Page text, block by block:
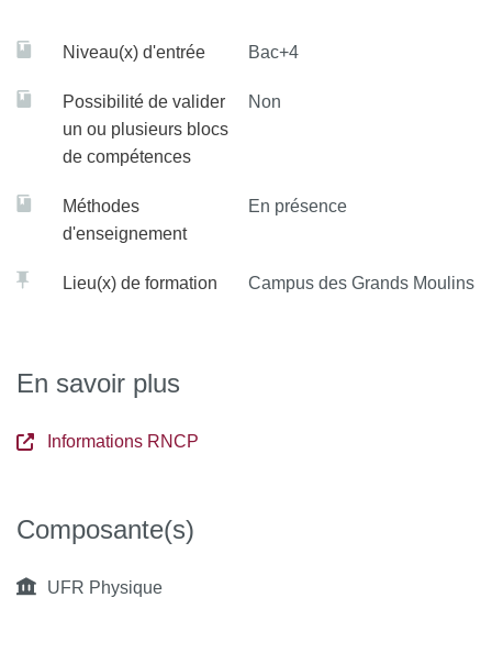
Niveau(x) d'entrée Bac+4
Possibilité de valider
un ou plusieurs blocs
de compétences
Non
Méthodes
d'enseignement
En présence
Lieu(x) de formation Campus des Grands Moulins
En savoir plus
Informations RNCP
Composante(s)
UFR Physique